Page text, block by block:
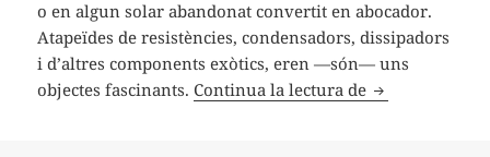
o en algun solar abandonat convertit en abocador.
Atapeïdes de resistències, condensadors, dissipadors
i d’altres components exòtics, eren —són— uns
objectes fascinants.Continua la lectura de Ciutats